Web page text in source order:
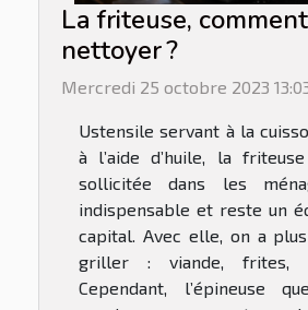
La friteuse,
nettoyer ?
Mercredi 25 octobre 2023
Ustensile servant à la
à l’aide d’huile, la
sollicitée dans les
indispensable et reste un
capital. Avec elle, on a
griller : viande, frites,
Cependant, l’épineuse